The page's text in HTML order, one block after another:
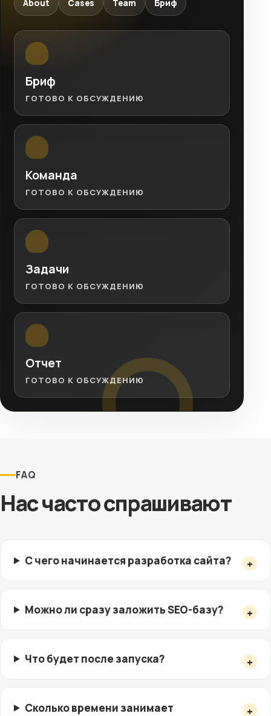
About Cases Team Бриф
Бриф
ГОТОВО К ОБСУЖДЕНИЮ
Команда
ГОТОВО К ОБСУЖДЕНИЮ
Задачи
ГОТОВО К ОБСУЖДЕНИЮ
Отчет
ГОТОВО К ОБСУЖДЕНИЮ
FAQ
Нас часто спрашивают
С чего начинается разработка сайта?
Можно ли сразу заложить SEO-базу?
Что будет после запуска?
Сколько времени занимает